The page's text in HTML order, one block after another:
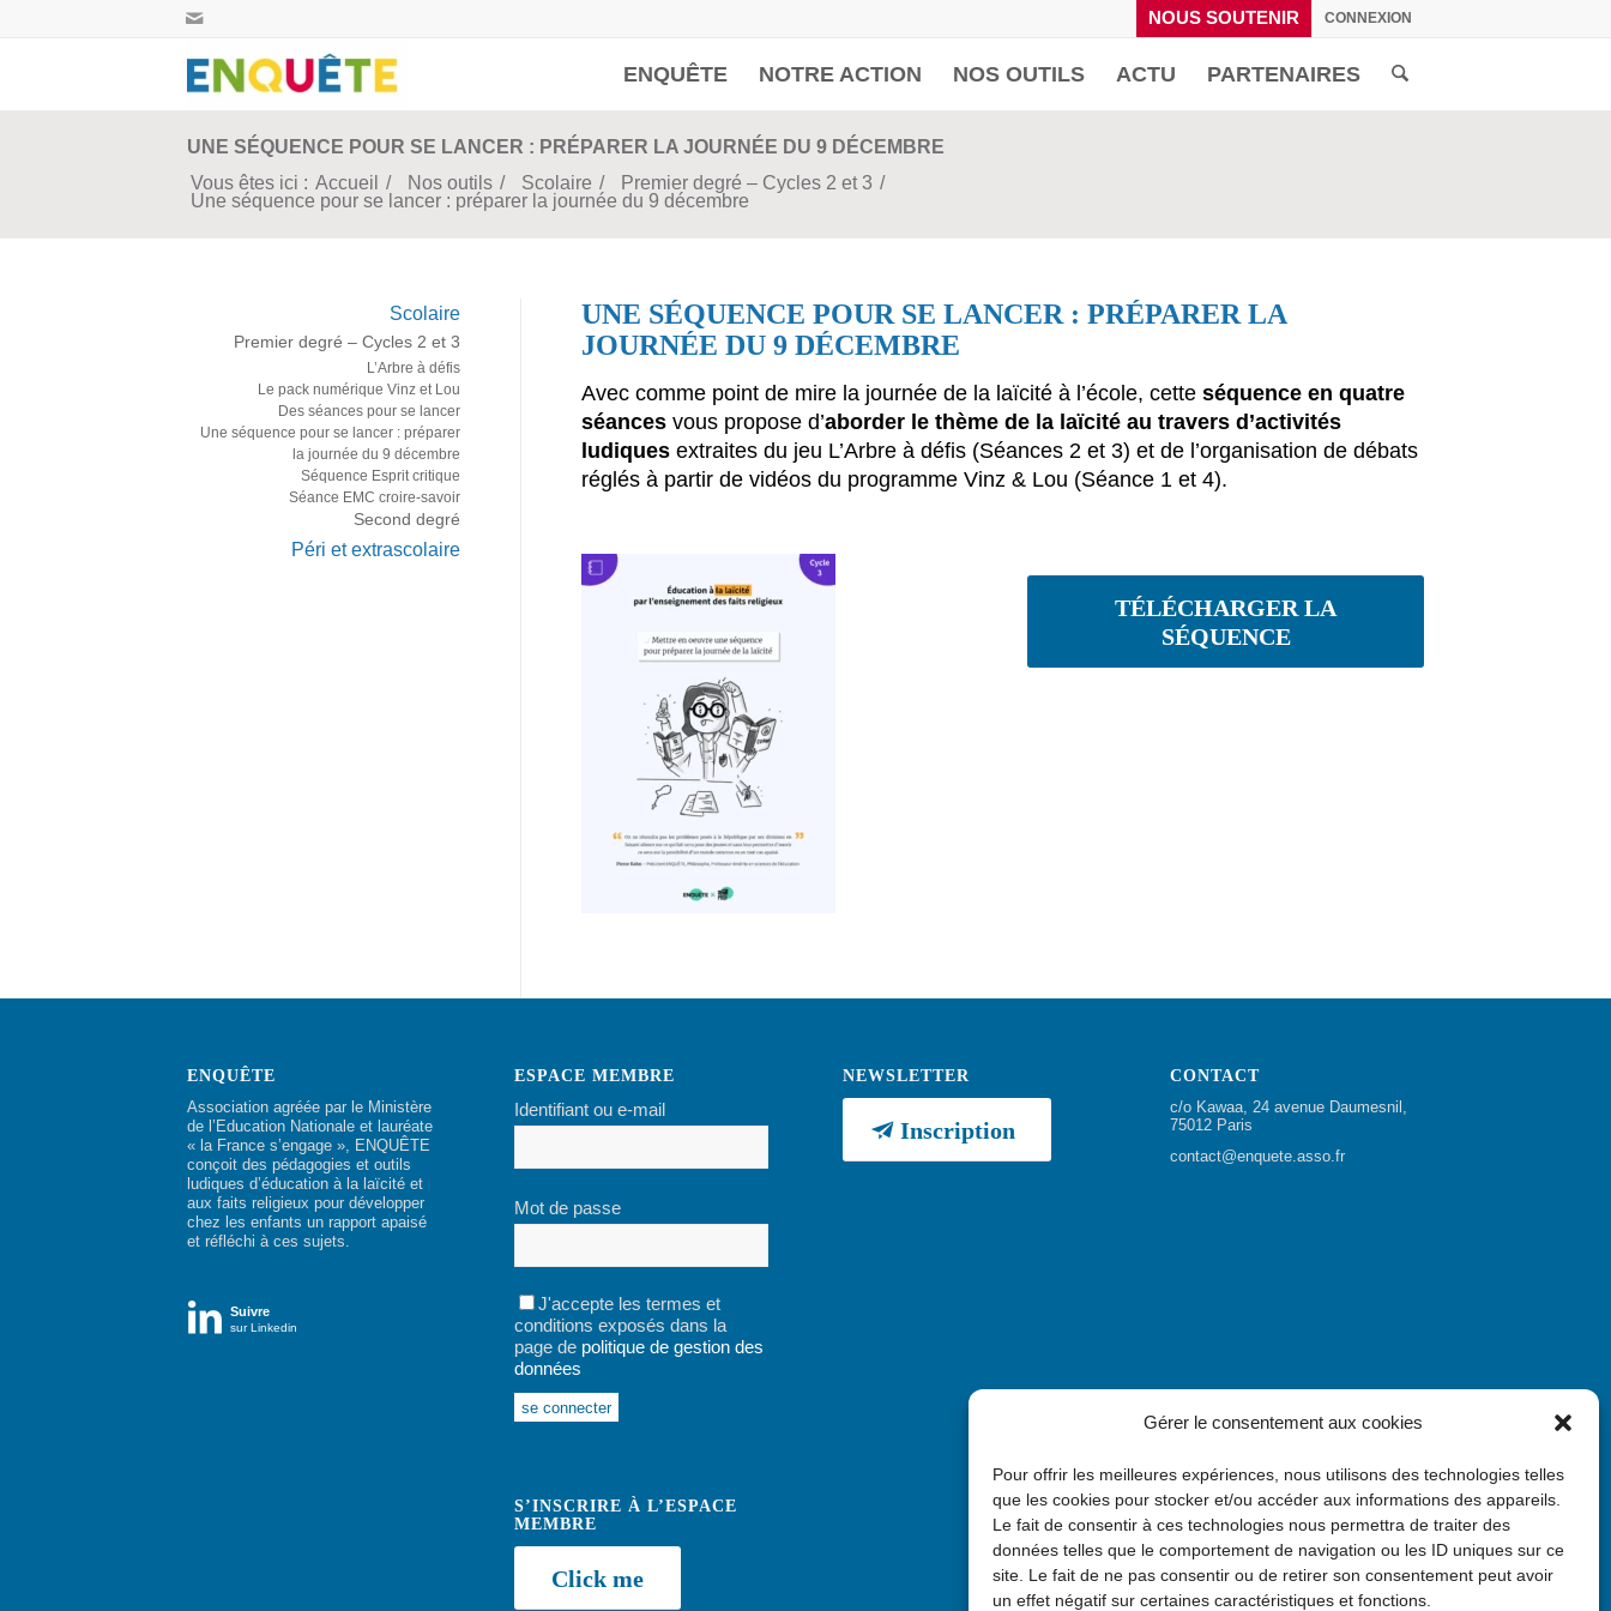
Gérer le consentement aux cookies
Pour offrir les meilleures expériences, nous utilisons des technologies telles
que les cookies pour stocker et/ou accéder aux informations des appareils.
Le fait de consentir à ces technologies nous permettra de traiter des
données telles que le comportement de navigation ou les ID uniques sur ce
site. Le fait de ne pas consentir ou de retirer son consentement peut avoir
un effet négatif sur certaines caractéristiques et fonctions.
NOUS SOUTENIR CONNEXION
ENQUÊTE NOTRE ACTION NOS OUTILS ACTU PARTENAIRES
UNE SÉQUENCE POUR SE LANCER : PRÉPARER LA JOURNÉE DU 9 DÉCEMBRE
Vous êtes ici : Accueil / Nos outils / Scolaire / Premier degré – Cycles 2 et 3 /
Une séquence pour se lancer : préparer la journée du 9 décembre
UNE SÉQUENCE POUR SE LANCER : PRÉPARER LA
JOURNÉE DU 9 DÉCEMBRE
Avec comme point de mire la journée de la laïcité à l’école, cette séquence en quatre
séancesvous propose d’aborder le thème de la laïcité au travers d’activités
ludiquesextraites du jeu L’Arbre à défis (Séances 2 et 3) et de l’organisation de débats
réglés à partir de vidéos du programme Vinz & Lou (Séance 1 et 4).
TÉLÉCHARGER LA
SÉQUENCE
Scolaire
Premier degré – Cycles 2 et 3
L’Arbre à défis
Le pack numérique Vinz et Lou
Des séances pour se lancer
Une séquence pour se lancer : préparer
la journée du 9 décembre
Séquence Esprit critique
Séance EMC croire-savoir
Second degré
Péri et extrascolaire
ENQUÊTE
Association agréée par le Ministère
de l’Education Nationale et lauréate
« la France s’engage », ENQUÊTE
conçoit des pédagogies et outils
ludiques d’éducation à la laïcité et
aux faits religieux pour développer
chez les enfants un rapport apaisé
et réfléchi à ces sujets.
 Suivre
sur Linkedin
ESPACE MEMBRE
Identifiant ou e-mail
Mot de passe
J'accepte les termes et
conditions exposés dans la
page de politique de gestion des
données
Alternative:
S’INSCRIRE À L’ESPACE
MEMBRE
Click me
NEWSLETTER
Inscription
CONTACT
c/o Kawaa, 24 avenue Daumesnil,
75012 Paris
contact@enquete.asso.fr